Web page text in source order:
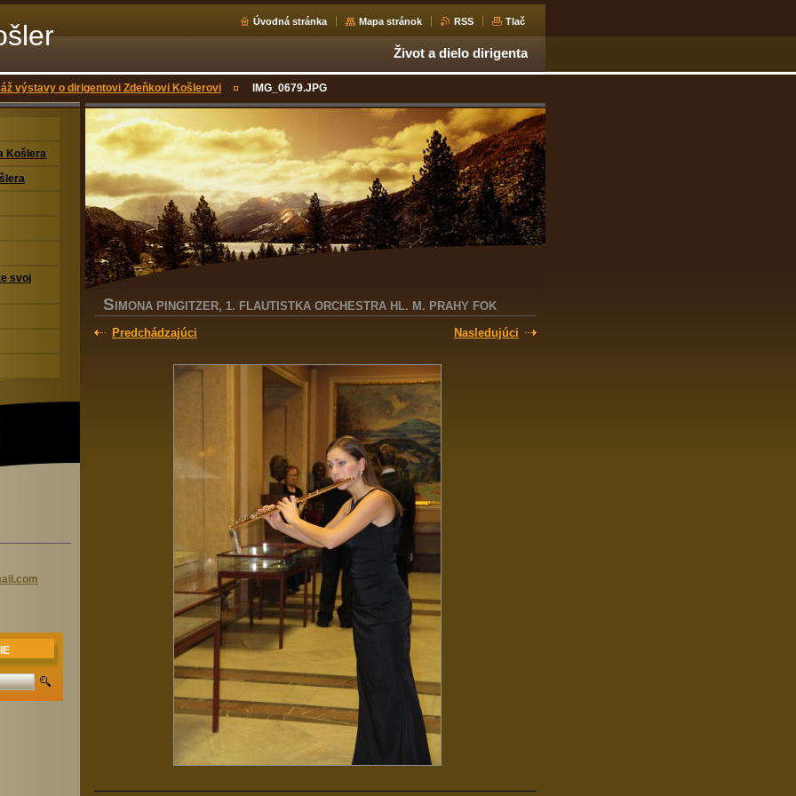
Úvodná stránka Mapa stránok RSS Tlač
Život a dielo dirigenta
výstavy o dirigentovi Zdeňkovi Košlerovi IMG_0679.JPG
S IMONA PINGITZER, 1. FLAUTISTKA ORCHESTRA HL. M. PRAHY FOK
Predchádzajúci
Nasledujúci
Košlera
svoj
com